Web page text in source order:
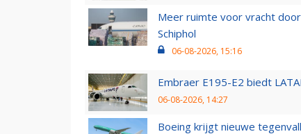
Meer ruimte voor vracht
Schiphol
06-08-2026, 15:16
Embraer E195-E2 biedt
06-08-2026, 14:27
Boeing krijgt nieuwe